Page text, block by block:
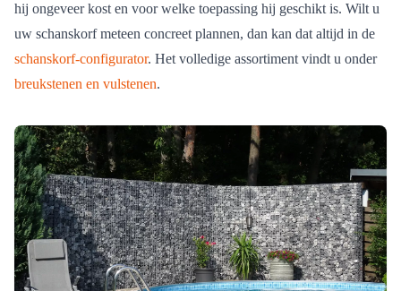
hij ongeveer kost en voor welke toepassing hij geschikt is. Wilt u
uw schanskorf meteen concreet plannen, dan kan dat altijd in de
schanskorf-configurator. Het volledige assortiment vindt u onder
breukstenen en vulstenen.